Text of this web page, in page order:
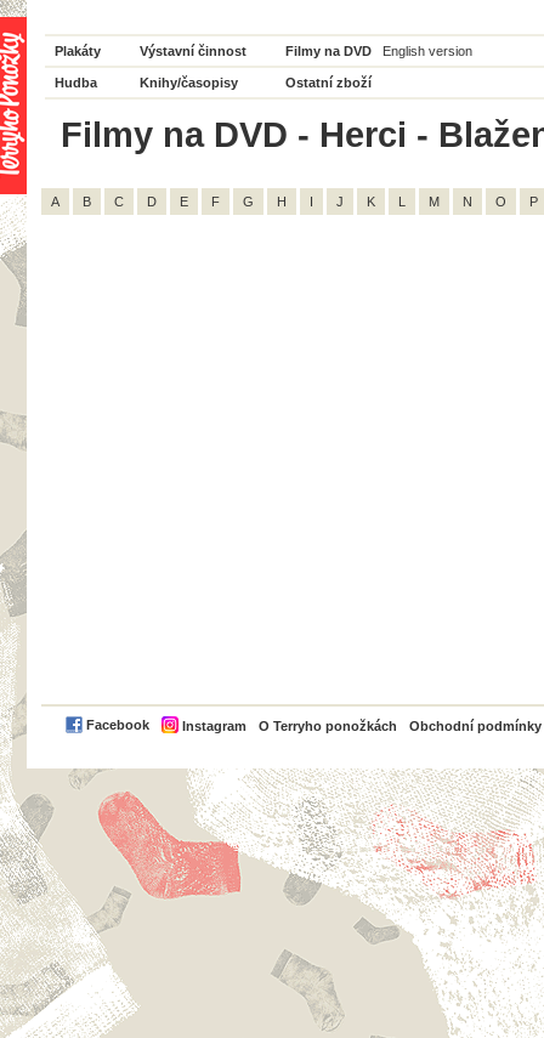
Plakáty Výstavní činnost Filmy na DVD English version
Hudba Knihy/časopisy Ostatní zboží
Filmy na DVD - Herci -
A B C D E F G H I J K L M N O P
Facebook Instagram O Terryho ponožkách Obchodní podmínky
PayPal